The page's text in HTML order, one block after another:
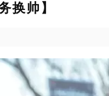
换帅】